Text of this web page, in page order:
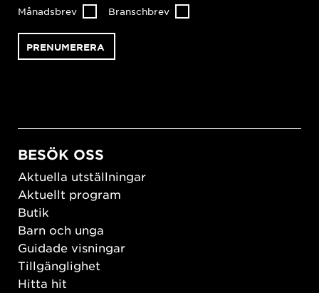
Månadsbrev Branschbrev
BESÖK OSS
Aktuella utställningar
Aktuellt program
Butik
Barn och unga
Guidade visningar
Tillgänglighet
Hitta hit